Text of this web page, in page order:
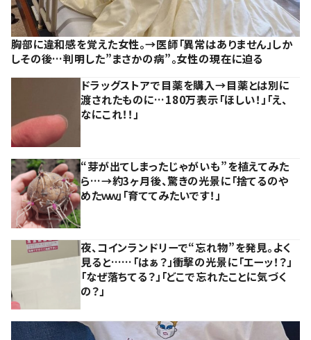
胸部に違和感を覚えた女性。→医師「異常はありません」しか
しその後…判明した”まさかの病”。女性の現在に迫る
ドラッグストアで目薬を購入→目薬とは別に
渡されたものに…180万表示「ほしい！」「え、
なにこれ！！」
“芽が出てしまったじゃがいも”を植えてみた
ら…→約3ヶ月後、驚きの光景に「捨てるのや
めたｗｗ」「育ててみたいです！」
夜、コインランドリーで“忘れ物”を発見。よく
見ると……「はぁ？」衝撃の光景に「エーッ！？」
「なぜ落ちてる？」「どこで忘れたことに気づく
の？」